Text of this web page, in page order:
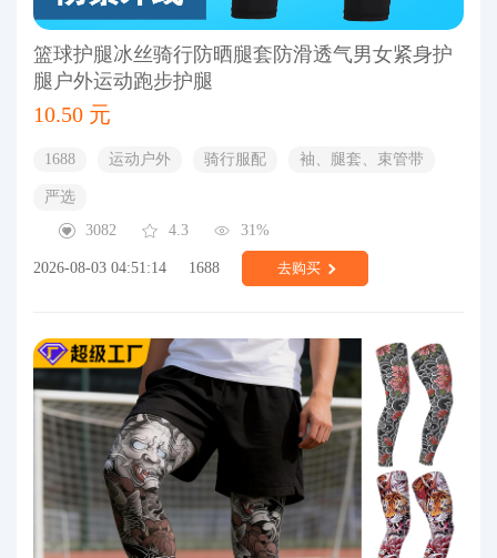
篮球护腿冰丝骑行防晒腿套防滑透气男女紧身护
腿户外运动跑步护腿
10.50 元
1688 运动户外 骑行服配 袖、腿套、束管带
严选
3082
4.3 31%
2026-08-03 04:51:14 1688 去购买